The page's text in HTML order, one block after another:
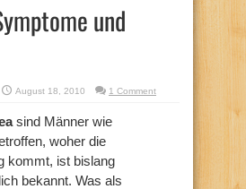
und
August 18, 2010 1 Comment
sind Männer wie
woher die
kommt, ist bislang
bekannt. Was als